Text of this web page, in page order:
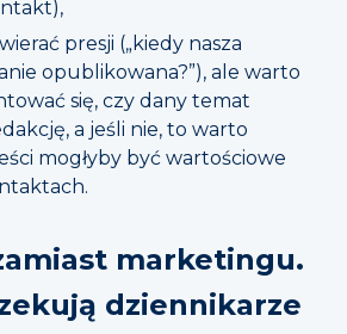
presji („kiedy nasza
opublikowana?”), ale warto
się, czy dany temat
a jeśli nie, to warto
mogłyby być wartościowe
marketingu.
dziennikarze